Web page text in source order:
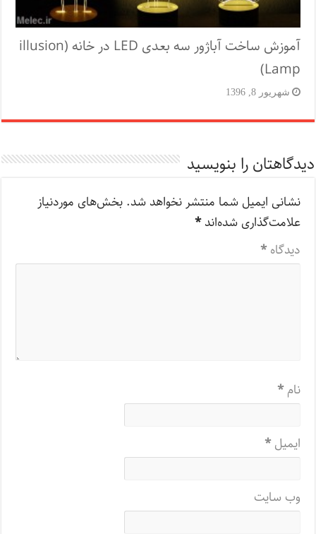
آموزش ساخت آباژور سه بعدی LED در خانه (illusion
Lamp)
شهریور 8, 1396
دیدگاهتان را بنویسید
نشانی ایمیل شما منتشر نخواهد شد. بخش‌های موردنیاز
علامت‌گذاری شده‌اند*
دیدگاه*
نام*
ایمیل*
وب‌ سایت